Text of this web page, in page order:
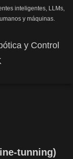
inteligentes, LLMs,
y máquinas.
y Control
tunning)